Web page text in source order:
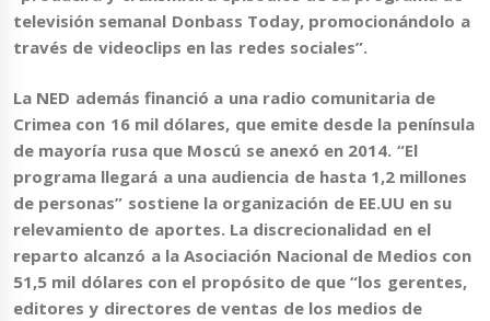
televisión semanal Donbass Today, promocionándolo a
través de videoclips en las redes sociales”.
La NED además financió a una radio comunitaria de
Crimea con 16 mil dólares, que emite desde la península
de mayoría rusa que Moscú se anexó en 2014. “El
programa llegará a una audiencia de hasta 1,2 millones
de personas” sostiene la organización de EE.UU en su
relevamiento de aportes. La discrecionalidad en el
reparto alcanzó a la Asociación Nacional de Medios con
51,5 mil dólares con el propósito de que “los gerentes,
editores y directores de ventas de los medios de